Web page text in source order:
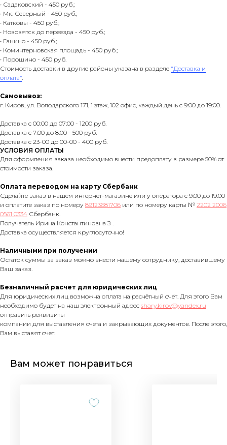
• Садаковский - 450 руб.;
• Мк. Северный - 450 руб.;
• Катковы - 450 руб.;
• Нововятск до переезда - 450 руб.;
• Ганино - 450 руб.;
• Коминтерновская площадь - 450 руб.;
• Порошино - 450 руб.
Стоимость доставки в другие районы указана в разделе "Доставка и
оплата".
Самовывоз:
г. Киров, ул. Володарского 171, 1 этаж, 102 офис, каждый день с 9:00 до 19:00.
Доставка с 00:00 до 07:00 - 1200 руб.
Доставка с 7:00 до 8:00 - 500 руб.
Доставка с 23-00 до 00-00 - 400 руб.
УСЛОВИЯ ОПЛАТЫ
Для оформления заказа необходимо внести предоплату в размере 50% от
стоимости заказа.
Оплата переводом на карту Сбербанк
Сделайте заказ в нашем интернет-магазине или у оператора с 9:00 до 19:00
и оплатите заказ по номеру 89123681706 или по номеру карты № 2202 2006
0561 0334 Сбербанк.
Получатель Ирина Константиновна З .
Доставка осуществляется круглосуточно!
Наличными при получении
Остаток суммы за заказ можно внести нашему сотруднику, доставившему
Ваш заказ.
Безналичный расчет для юридических лиц
Для юридических лиц возможна оплата на расчётный счёт. Для этого Вам
необходимо будет на наш электронный адрес shary.kirov@yandex.ru
отправить реквизиты
компании для выставления счета и закрывающих документов. После этого,
Вам выставят счет.
Вам может понравиться